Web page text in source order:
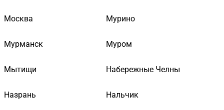
Москва Мурино
Мурманск Муром
Мытищи Набережные Челны
Назрань Нальчик